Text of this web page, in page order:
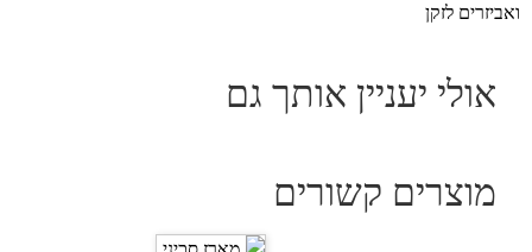
ואביזרים לזקן
אולי יעניין אותך גם
מוצרים קשורים